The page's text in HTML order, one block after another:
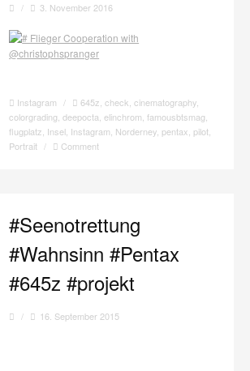
/ 3. November 2016
Instagram / 645z ,check ,cinematography
colorgrading ,deepocta ,elinchrom ,famousbtsmag
flugplatz Insel Instagram Norderney pentax pilot
Portrait / Comment
#Seenotrettung
#Wahnsinn #Pentax
#645z #projekt
/ 16. September 2015